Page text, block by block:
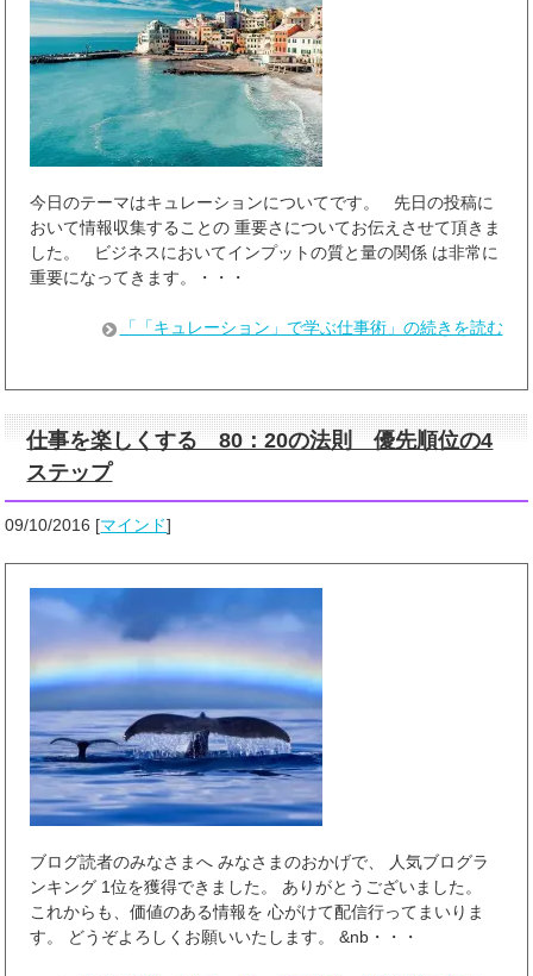
今日のテーマはキュレーションについてです。 先日の投稿に
おいて情報収集することの 重要さについてお伝えさせて頂きま
した。 ビジネスにおいてインプットの質と量の関係 は非常に
重要になってきます。・・・
「「キュレーション」で学ぶ仕事術」の続きを読む
仕事を楽しくする 80：20の法則 優先順位の4
ステップ
09/10/2016 [マインド]
ブログ読者のみなさまへ みなさまのおかげで、 人気ブログラ
ンキング 1位を獲得できました。 ありがとうございました。
これからも、価値のある情報を 心がけて配信行ってまいりま
す。 どうぞよろしくお願いいたします。 &nb・・・